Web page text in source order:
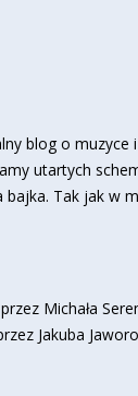
blog o muzyce
utartych
Tak jak w
Michała
Jakuba